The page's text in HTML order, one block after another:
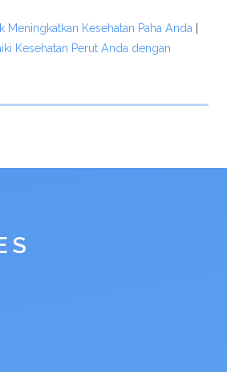
Meningkatkan Kesehatan Paha Anda
Kesehatan Perut Anda dengan